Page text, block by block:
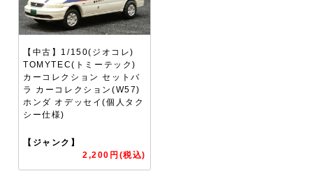
【中古】1/150(ジオコレ)
TOMYTEC(トミーテック)
カーコレクション セットバ
ラ カーコレクション(W57)
ホンダ オデッセイ(個人タク
シー仕様)
【ジャンク】
2,200円(税込)